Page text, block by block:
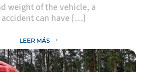
weight of the vehicle, a
can have […]
LEER MÁS